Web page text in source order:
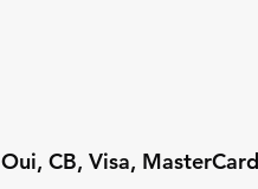
Oui, CB, Visa,